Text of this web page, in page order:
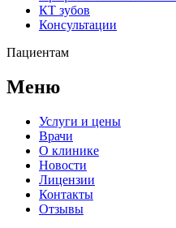
КТ зубов
Консультации
Пациентам
Меню
Услуги и цены
Врачи
О клинике
Новости
Лицензии
Контакты
Отзывы